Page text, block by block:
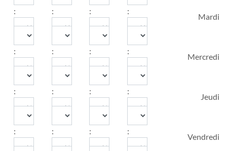
Hour
:
Minute Hour
:
Minute Hour
:
Minute Hour
:
Minute
Mardi
Hour
:
Minute Hour
:
Minute Hour
:
Minute Hour
:
Minute
Mercredi
Hour
:
Minute Hour
:
Minute Hour
:
Minute Hour
:
Minute
Jeudi
Hour
:
Minute Hour
:
Minute Hour
:
Minute Hour
:
Minute
Vendredi